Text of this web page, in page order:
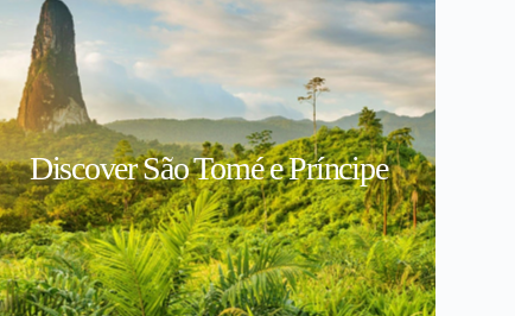
Discover São Tomé e Príncipe